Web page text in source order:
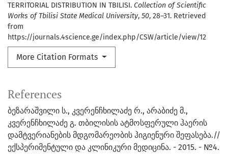
TERRITORIAL DISTRIBUTION IN TBILISI. Collection of Scientific
Works of Tbilisi State Medical University, 50, 28–31. Retrieved
from
https://journals.4science.ge/index.php/CSW/article/view/12
More Citation Formats
References
ბეზარაშვილი ს., კვერენჩხილაძე რ., არაბიძე მ.,
კვერენჩხილაძე გ. თბილისის ატმოსფერული ჰაერის
დამტვერიანების მდგომარეობის ჰიგიენური შეფასება.//
ექსპერიმენტული და კლინიკური მედიცინა. - 2015. - №4.